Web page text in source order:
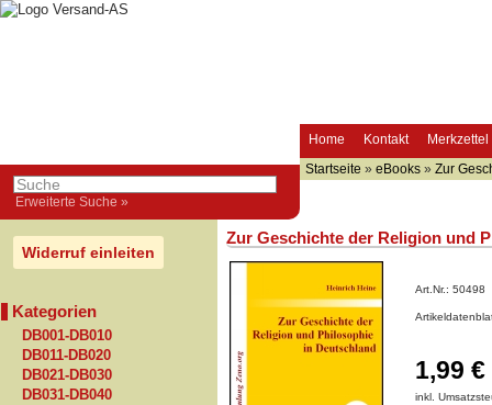
Home Kontakt Merkzettel
Erweiterte Suche »
Startseite » eBooks » Zur
Widerruf einleiten
Kategorien
DB001-DB010
DB011-DB020
DB021-DB030
DB031-DB040
Zur Geschichte der Religion und
Art.Nr.: 50498
1,99 €
inkl.